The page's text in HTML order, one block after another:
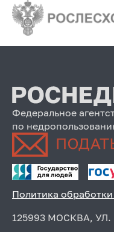
Федеральное
по
Политика
125993 МОСКВА,